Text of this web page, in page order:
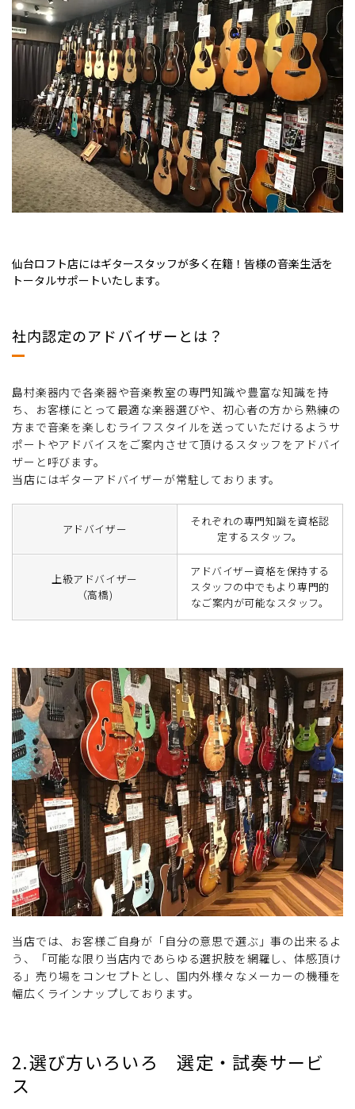
仙台ロフト店にはギタースタッフが多く在籍！皆様の音楽生活を
トータルサポートいたします。
社内認定のアドバイザーとは？
島村楽器内で各楽器や音楽教室の専門知識や豊富な知識を持
ち、お客様にとって最適な楽器選びや、初心者の方から熟練の
方まで音楽を楽しむライフスタイルを送っていただけるようサ
ポートやアドバイスをご案内させて頂けるスタッフをアドバイ
ザーと呼びます。
当店にはギターアドバイザーが常駐しております。
アドバイザー
それぞれの専門知識を資格認
定するスタッフ。
上級アドバイザー
（高橋)
アドバイザー資格を保持する
スタッフの中でもより専門的
なご案内が可能なスタッフ。
当店では、お客様ご自身が「自分の意思で選ぶ」事の出来るよ
う、「可能な限り当店内であらゆる選択肢を網羅し、体感頂け
る」売り場をコンセプトとし、国内外様々なメーカーの機種を
幅広くラインナップしております。
2.選び方いろいろ 選定・試奏サービ
ス